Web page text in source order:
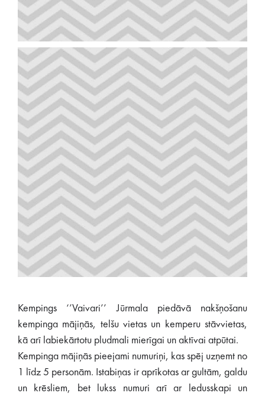
Kempings ‘’Vaivari’’ Jūrmala piedāvā nakšņošanu
kempinga mājiņās, telšu vietas un kemperu stāvvietas,
kā arī labiekārtotu pludmali mierīgai un aktīvai atpūtai.
Kempinga mājiņās pieejami numuriņi, kas spēj uzņemt no
1 līdz 5 personām. Istabiņas ir aprīkotas ar gultām, galdu
un krēsliem, bet lukss numuri arī ar ledusskapi un